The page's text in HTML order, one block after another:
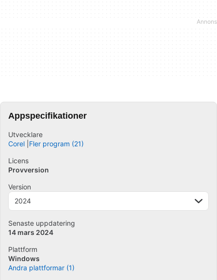
Appspecifikationer
Utvecklare
Corel Fler program (21)
Licens
Provversion
Version
2024
Senaste uppdatering
14 mars 2024
Plattform
Windows
Andra plattformar (1)